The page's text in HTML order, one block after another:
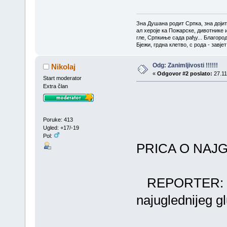
Зна Душана родит Српка, зна
ал хероје ка Пожарске, дивотнике
гле, Српкиње сада рађу...
Бјежи, грдна клетво, с рода -
Nikolaj
Start moderator
Extra član
Poruke: 413
Ugled: +17/-19
Pol:
Odg: Zanimljivosti !!!!!!
« Odgovor #2 poslato:
PRICA O
REPORTER:
najuglednijeg